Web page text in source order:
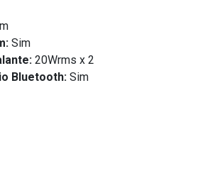
Sim
20Wrms x 2
Bluetooth: Sim